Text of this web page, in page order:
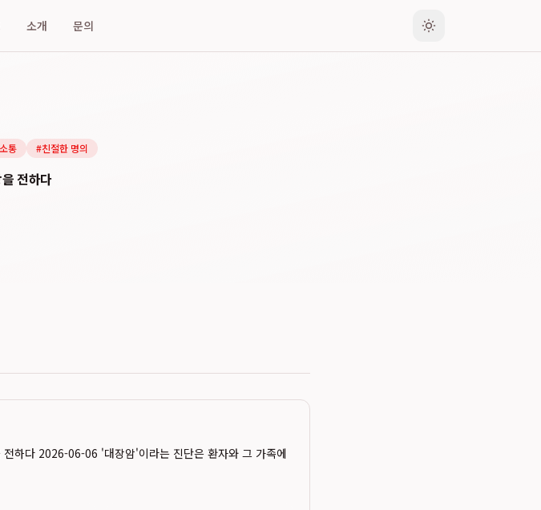
소개 문의
통 #친절한 명의
전하다
하다 2026-06-06 '대장암'이라는 진단은 환자와 그 가족에